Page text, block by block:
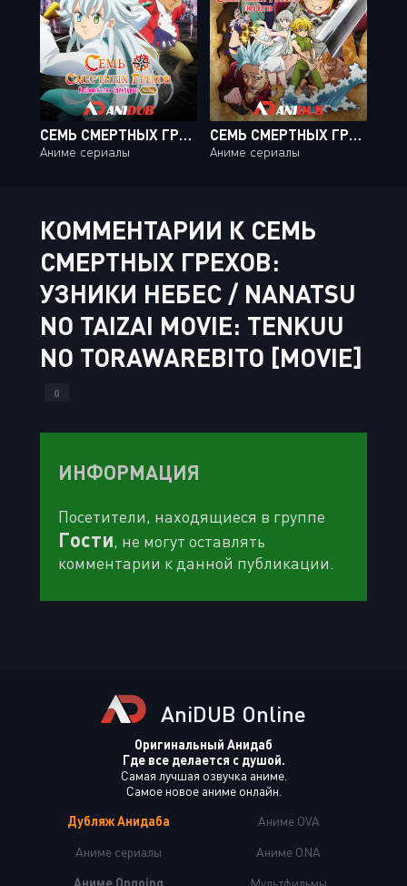
СЕМЬ СМЕРТНЫХ ГРЕХОВ: НЕДОВОЛЬСТВО ЭДИНБУРГА / NANATSU NO TAIZAI: ENSA NO EDINBURGH [02 ИЗ 02]
Аниме сериалы
СЕМЬ СМЕРТНЫХ ГРЕХОВ: ГНЕВ БОГОВ / NANATSU NO TAIZAI: KAMIGAMI NO GEKIRIN [24 ИЗ 24]
Аниме сериалы
КОММЕНТАРИИ К СЕМЬ
СМЕРТНЫХ ГРЕХОВ:
УЗНИКИ НЕБЕС / NANATSU
NO TAIZAI MOVIE: TENKUU
NO TORAWAREBITO [MOVIE]
0
ИНФОРМАЦИЯ
Посетители, находящиеся в группе
Гости, не могут оставлять
комментарии к данной публикации.
AniDUB Online
Оригинальный Анидаб
Где все делается с душой.
Самая лучшая озвучка аниме.
Самое новое аниме онлайн.
Дубляж Анидаба
Аниме сериалы
Аниме OVA
Аниме ONA